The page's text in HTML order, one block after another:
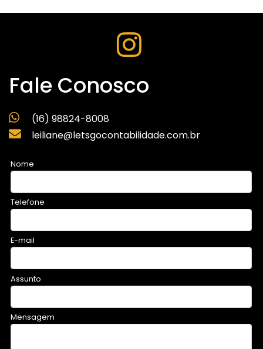
Fale Conosco
(16) 98824-8008
leiliane@letsgocontabilidade.com.br
Nome
Telefone
E-mail
Assunto
Mensagem